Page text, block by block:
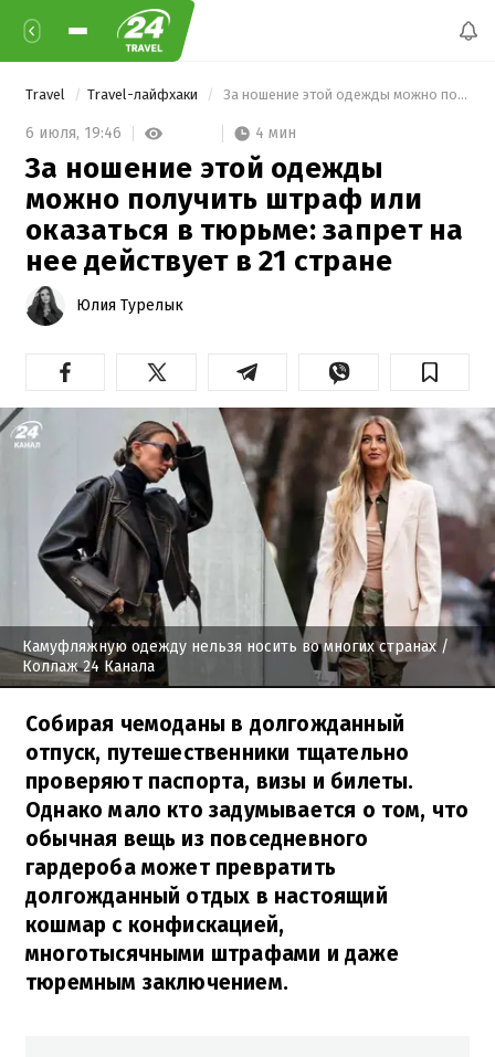
Travel Travel-лайфхаки За ношение этой одежды можно получить штраф или оказаться в тюрьме: запрет на нее действует в 21 стране
6 июля, 19:46 4 мин
За ношение этой одежды
можно получить штраф или
оказаться в тюрьме: запрет на
нее действует в 21 стране
Юлия Турелык
Камуфляжную одежду нельзя носить во многих странах/
Коллаж 24 Канала
Собирая чемоданы в долгожданный
отпуск, путешественники тщательно
проверяют паспорта, визы и билеты.
Однако мало кто задумывается о том, что
обычная вещь из повседневного
гардероба может превратить
долгожданный отдых в настоящий
кошмар с конфискацией,
многотысячными штрафами и даже
тюремным заключением.